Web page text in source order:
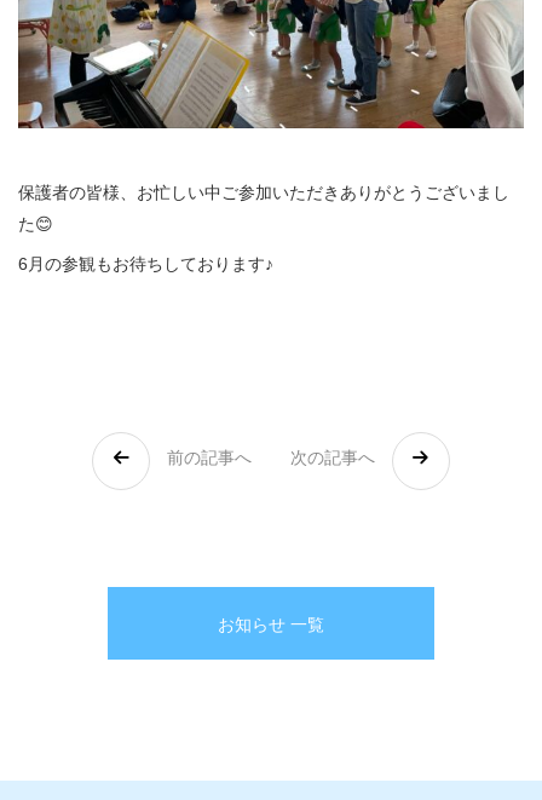
保護者の皆様、お忙しい中ご参加いただきありがとうございまし
た😊
6月の参観もお待ちしております♪
前の記事へ 次の記事へ
お知らせ 一覧